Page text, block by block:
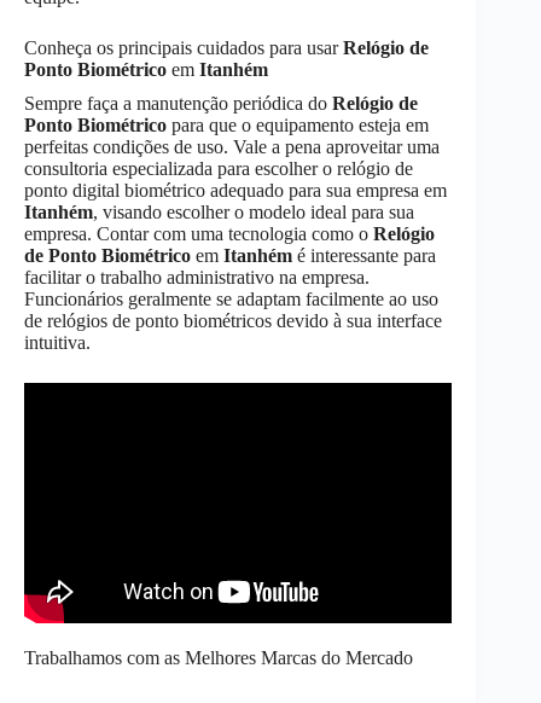
Conheça os principais cuidados para usarRelógio de
Ponto Biométrico em Itanhém
Sempre faça a manutenção periódica do Relógio de
Ponto Biométrico para que o equipamento esteja em
perfeitas condições de uso. Vale a pena aproveitar uma
consultoria especializada para escolher o relógio de
ponto digital biométrico adequado para sua empresa em
Itanhém, visando escolher o modelo ideal para sua
empresa. Contar com uma tecnologia como o Relógio
de Ponto Biométrico em Itanhém é interessante para
facilitar o trabalho administrativo na empresa.
Funcionários geralmente se adaptam facilmente ao uso
de relógios de ponto biométricos devido à sua interface
intuitiva.
Trabalhamos com as Melhores Marcas do Mercado